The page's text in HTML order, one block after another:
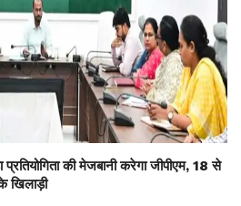
की मेजबानी करेगा जीपीएम, 18 से